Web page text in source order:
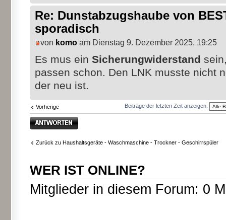
Re: Dunstabzugshaube von
sporadisch
von komo am Dienstag 9. Dezember 2025, 19:25
Es mus ein Sicherungwiderstand
passen schon. Den LNK musste nicht
der neu ist.
Vorherige Beiträge der letzten Zeit anzeigen:
Antwort erstellen
Zurück zu Haushaltsgeräte - Waschmaschine - Trockner - Geschirrspüler
WER IST ONLINE?
Mitglieder in diesem Forum: 0